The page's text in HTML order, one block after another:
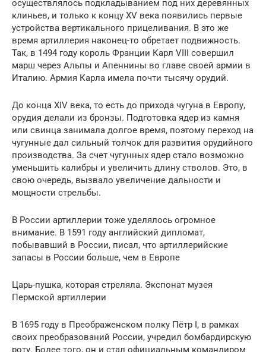
осуществлялось подкладыванием под них деревянных
клиньев, и только к концу XV века появились первые
устройства вертикального прицеливания. В это же
время артиллерия наконец-то обретает подвижность.
Так, в 1494 году король Франции Карл VIII совершил
марш через Альпы и Апеннины во главе своей армии в
Италию. Армия Карла имела почти тысячу орудий.
До конца XIV века, то есть до прихода чугуна в Европу,
орудия делали из бронзы. Подготовка ядер из камня
или свинца занимала долгое время, поэтому переход на
чугунные дал сильный толчок для развития орудийного
производства. За счет чугунных ядер стало возможно
уменьшить калибры и увеличить длину стволов. Это, в
свою очередь, вызвало увеличение дальности и
мощности стрельбы.
В России артиллерии тоже уделялось огромное
внимание. В 1591 году английский дипломат,
побывавший в России, писал, что артиллерийские
запасы в России больше, чем в Европе
Царь-пушка, которая стреляла. Экспонат музея
Пермской артиллерии
В 1695 году в Преображенском полку Пётр I, в рамках
своих преобразований России, учредил бомбардирскую
роту. Более того, он и стал официальным командиром